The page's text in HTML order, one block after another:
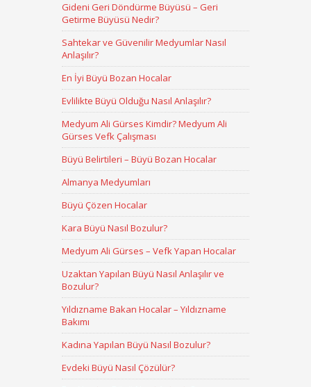
Gideni Geri Döndürme Büyüsü – Geri
Getirme Büyüsü Nedir?
Sahtekar ve Güvenilir Medyumlar Nasıl
Anlaşılır?
En İyi Büyü Bozan Hocalar
Evlilikte Büyü Olduğu Nasıl Anlaşılır?
Medyum Ali Gürses Kimdir? Medyum Ali
Gürses Vefk Çalışması
Büyü Belirtileri – Büyü Bozan Hocalar
Almanya Medyumları
Büyü Çözen Hocalar
Kara Büyü Nasıl Bozulur?
Medyum Ali Gürses – Vefk Yapan Hocalar
Uzaktan Yapılan Büyü Nasıl Anlaşılır ve
Bozulur?
Yıldızname Bakan Hocalar – Yıldızname
Bakımı
Kadına Yapılan Büyü Nasıl Bozulur?
Evdeki Büyü Nasıl Çözülür?